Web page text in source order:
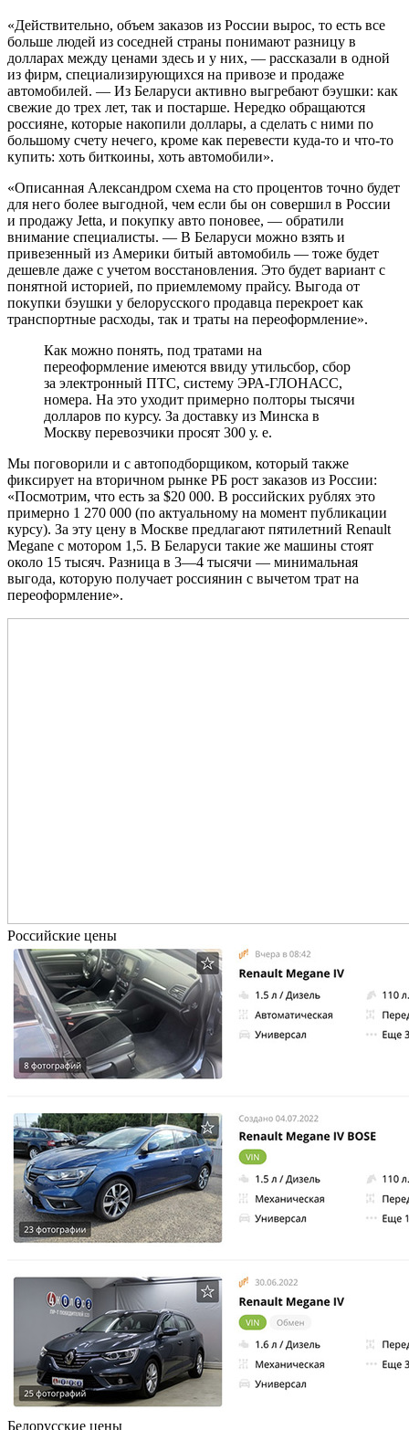
«Действительно, объем заказов из России вырос, то есть все
больше людей из соседней страны понимают разницу в
долларах между ценами здесь и у них, — рассказали в одной
из фирм, специализирующихся на привозе и продаже
автомобилей. — Из Беларуси активно выгребают бэушки: как
свежие до трех лет, так и постарше. Нередко обращаются
россияне, которые накопили доллары, а сделать с ними по
большому счету нечего, кроме как перевести куда-то и что-то
купить: хоть биткоины, хоть автомобили».
«Описанная Александром схема на сто процентов точно будет
для него более выгодной, чем если бы он совершил в России
и продажу Jetta, и покупку авто поновее, — обратили
внимание специалисты. — В Беларуси можно взять и
привезенный из Америки битый автомобиль — тоже будет
дешевле даже с учетом восстановления. Это будет вариант с
понятной историей, по приемлемому прайсу. Выгода от
покупки бэушки у белорусского продавца перекроет как
транспортные расходы, так и траты на переоформление».
Как можно понять, под тратами на
переоформление имеются ввиду утильсбор, сбор
за электронный ПТС, систему ЭРА-ГЛОНАСС,
номера. На это уходит примерно полторы тысячи
долларов по курсу. За доставку из Минска в
Москву перевозчики просят 300 у. е.
Мы поговорили и с автоподборщиком, который также
фиксирует на вторичном рынке РБ рост заказов из России:
«Посмотрим, что есть за $20 000. В российских рублях это
примерно 1 270 000 (по актуальному на момент публикации
курсу). За эту цену в Москве предлагают пятилетний Renault
Megane с мотором 1,5. В Беларуси такие же машины стоят
около 15 тысяч. Разница в 3—4 тысячи — минимальная
выгода, которую получает россиянин с вычетом трат на
переоформление».
Российские цены
Белорусские цены